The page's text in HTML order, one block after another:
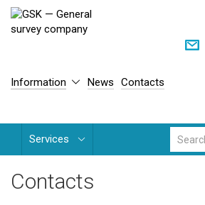
Information News
Contacts
Services
Contacts